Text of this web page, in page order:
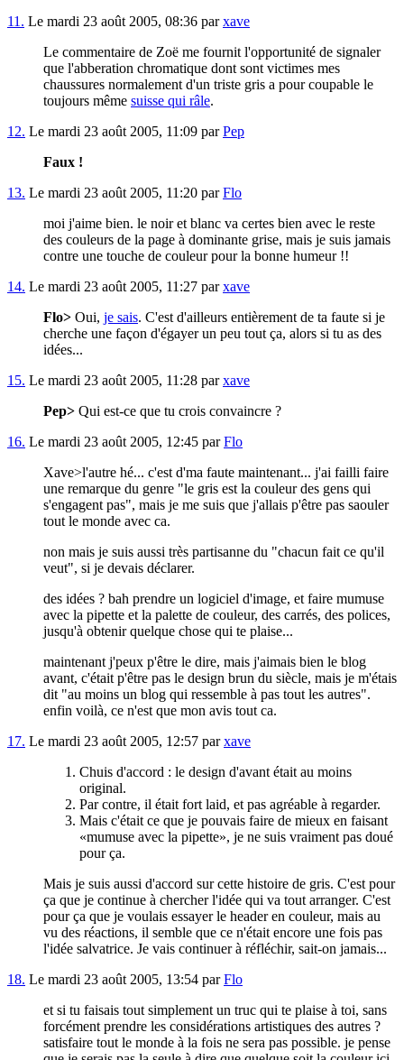
11. Le mardi 23 août 2005, 08:36 parxave
Le commentaire de Zoë me fournit l'opportunité de signaler
que l'abberation chromatique dont sont victimes mes
chaussures normalement d'un triste gris a pour coupable le
toujours même suisse qui râle.
12. Le mardi 23 août 2005, 11:09 parPep
Faux !
13. Le mardi 23 août 2005, 11:20 parFlo
moi j'aime bien. le noir et blanc va certes bien avec le reste
des couleurs de la page à dominante grise, mais je suis jamais
contre une touche de couleur pour la bonne humeur !!
14. Le mardi 23 août 2005, 11:27 parxave
Flo> Oui, je sais. C'est d'ailleurs entièrement de ta faute si je
cherche une façon d'égayer un peu tout ça, alors si tu as des
idées...
15. Le mardi 23 août 2005, 11:28 parxave
Pep> Qui est-ce que tu crois convaincre ?
16. Le mardi 23 août 2005, 12:45 parFlo
Xave>l'autre hé... c'est d'ma faute maintenant... j'ai failli faire
une remarque du genre "le gris est la couleur des gens qui
s'engagent pas", mais je me suis que j'allais p'être pas saouler
tout le monde avec ca.
non mais je suis aussi très partisanne du "chacun fait ce qu'il
veut", si je devais déclarer.
des idées ? bah prendre un logiciel d'image, et faire mumuse
avec la pipette et la palette de couleur, des carrés, des polices,
jusqu'à obtenir quelque chose qui te plaise...
maintenant j'peux p'être le dire, mais j'aimais bien le blog
avant, c'était p'être pas le design brun du siècle, mais je m'étais
dit "au moins un blog qui ressemble à pas tout les autres".
enfin voilà, ce n'est que mon avis tout ca.
17. Le mardi 23 août 2005, 12:57 parxave
Chuis d'accord : le design d'avant était au moins
original.
Par contre, il était fort laid, et pas agréable à regarder.
Mais c'était ce que je pouvais faire de mieux en faisant
mumuse avec la pipette , je ne suis vraiment pas doué
pour ça.
Mais je suis aussi d'accord sur cette histoire de gris. C'est pour
ça que je continue à chercher l'idée qui va tout arranger. C'est
pour ça que je voulais essayer le header en couleur, mais au
vu des réactions, il semble que ce n'était encore une fois pas
l'idée salvatrice. Je vais continuer à réfléchir, sait-on jamais...
18. Le mardi 23 août 2005, 13:54 parFlo
et si tu faisais tout simplement un truc qui te plaise à toi, sans
forcément prendre les considérations artistiques des autres ?
satisfaire tout le monde à la fois ne sera pas possible. je pense